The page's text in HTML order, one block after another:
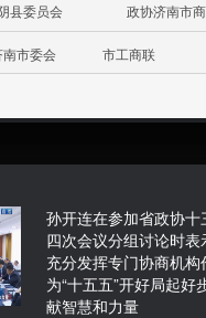
县委员会 政协济南市
市委会 市工商联
孙开连在参加省政协十
四次会议分组讨论时表
充分发挥专门协商机构
为“十五五”开好局起好
献智慧和力量